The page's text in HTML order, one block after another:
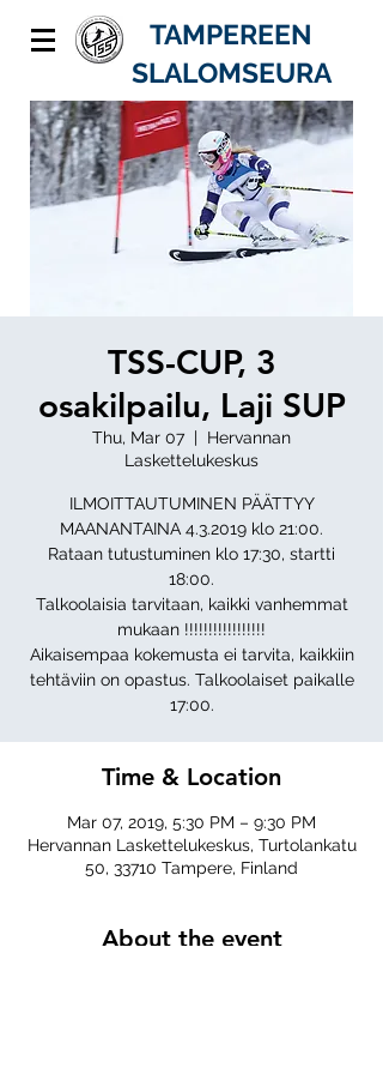
TAMPEREEN
SLALOMSEURA
TSS-CUP, 3
osakilpailu, Laji SUP
Thu, Mar 07
  |
Hervannan
Laskettelukeskus
ILMOITTAUTUMINEN PÄÄTTYY
MAANANTAINA 4.3.2019 klo 21:00.
Rataan tutustuminen klo 17:30, startti
18:00.
Talkoolaisia tarvitaan, kaikki vanhemmat
mukaan !!!!!!!!!!!!!!!!!
Aikaisempaa kokemusta ei tarvita, kaikkiin
tehtäviin on opastus. Talkoolaiset paikalle
17:00.
Time & Location
Mar 07, 2019, 5:30 PM – 9:30 PM
Hervannan Laskettelukeskus, Turtolankatu
50, 33710 Tampere, Finland
About the event